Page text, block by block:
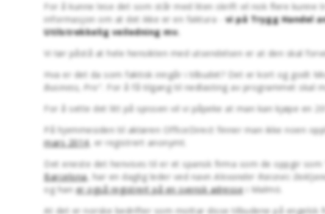
For å kunne lese det som står med liten skrift vil nok flere
informasjon om at det ikke er en faktura -vi på Trygg Handel
Utilstrekkelig veiledning mv.
Vi tør påstå at hele hensikten med utsendelsen er at den skal
Hva er det da som faktisk inngår i tilbudet? Det er kort og godt
Business, Pro ". For å få tilgang til nedlasting av programmet skal
For å sette det litt på spissen vil vi påpeke at man kan kjøpe en
På hjemmesiden til aktøren OfficeDirect finner man ikke noen
mars 2014, er registrert anonymt.
Det eneste det henvises til er et spansk firma som de oppgir som "
Barcelona, har en daglig leder ved navn Alexander Raicevic
og haner også registrert på en svensk adressei Malmö.
At det er norske bedrifter som mottar disse tilbudene på engelsk